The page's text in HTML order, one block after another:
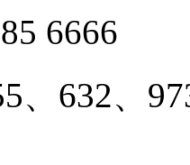
6666
、632、